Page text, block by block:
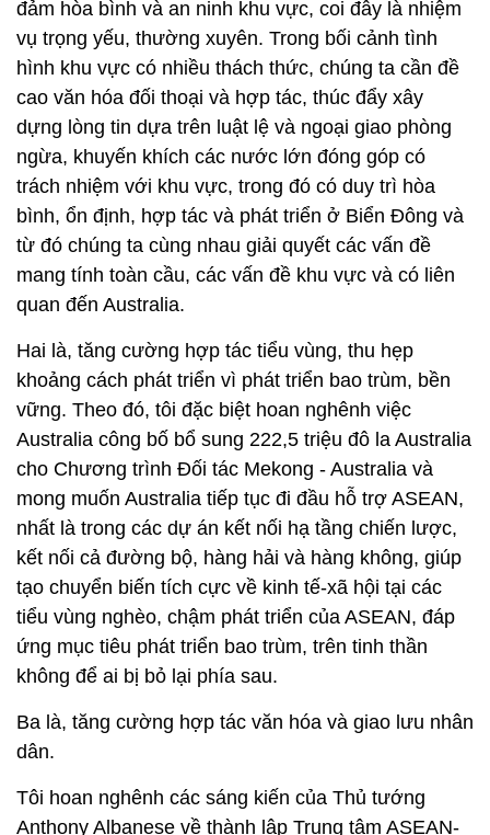
đảm hòa bình và an ninh khu vực, coi đây là nhiệm
vụ trọng yếu, thường xuyên. Trong bối cảnh tình
hình khu vực có nhiều thách thức, chúng ta cần đề
cao văn hóa đối thoại và hợp tác, thúc đẩy xây
dựng lòng tin dựa trên luật lệ và ngoại giao phòng
ngừa, khuyến khích các nước lớn đóng góp có
trách nhiệm với khu vực, trong đó có duy trì hòa
bình, ổn định, hợp tác và phát triển ở Biển Đông và
từ đó chúng ta cùng nhau giải quyết các vấn đề
mang tính toàn cầu, các vấn đề khu vực và có liên
quan đến Australia.
Hai là, tăng cường hợp tác tiểu vùng, thu hẹp
khoảng cách phát triển vì phát triển bao trùm, bền
vững. Theo đó, tôi đặc biệt hoan nghênh việc
Australia công bố bổ sung 222,5 triệu đô la Australia
cho Chương trình Đối tác Mekong - Australia và
mong muốn Australia tiếp tục đi đầu hỗ trợ ASEAN,
nhất là trong các dự án kết nối hạ tầng chiến lược,
kết nối cả đường bộ, hàng hải và hàng không, giúp
tạo chuyển biến tích cực về kinh tế-xã hội tại các
tiểu vùng nghèo, chậm phát triển của ASEAN, đáp
ứng mục tiêu phát triển bao trùm, trên tinh thần
không để ai bị bỏ lại phía sau.
Ba là, tăng cường hợp tác văn hóa và giao lưu nhân
dân.
Tôi hoan nghênh các sáng kiến của Thủ tướng
Anthony Albanese về thành lập Trung tâm ASEAN-